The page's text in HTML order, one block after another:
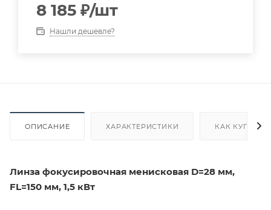
8 185 ₽/шт
Нашли дешевле?
ОПИСАНИЕ ХАРАКТЕРИСТИКИ КАК КУПИТЬ
Линза фокусировочная менисковая D=28 мм,
FL=150 мм, 1,5 кВт